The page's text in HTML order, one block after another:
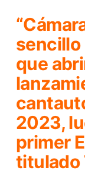
sencillo
que
2023,
primer
titulado